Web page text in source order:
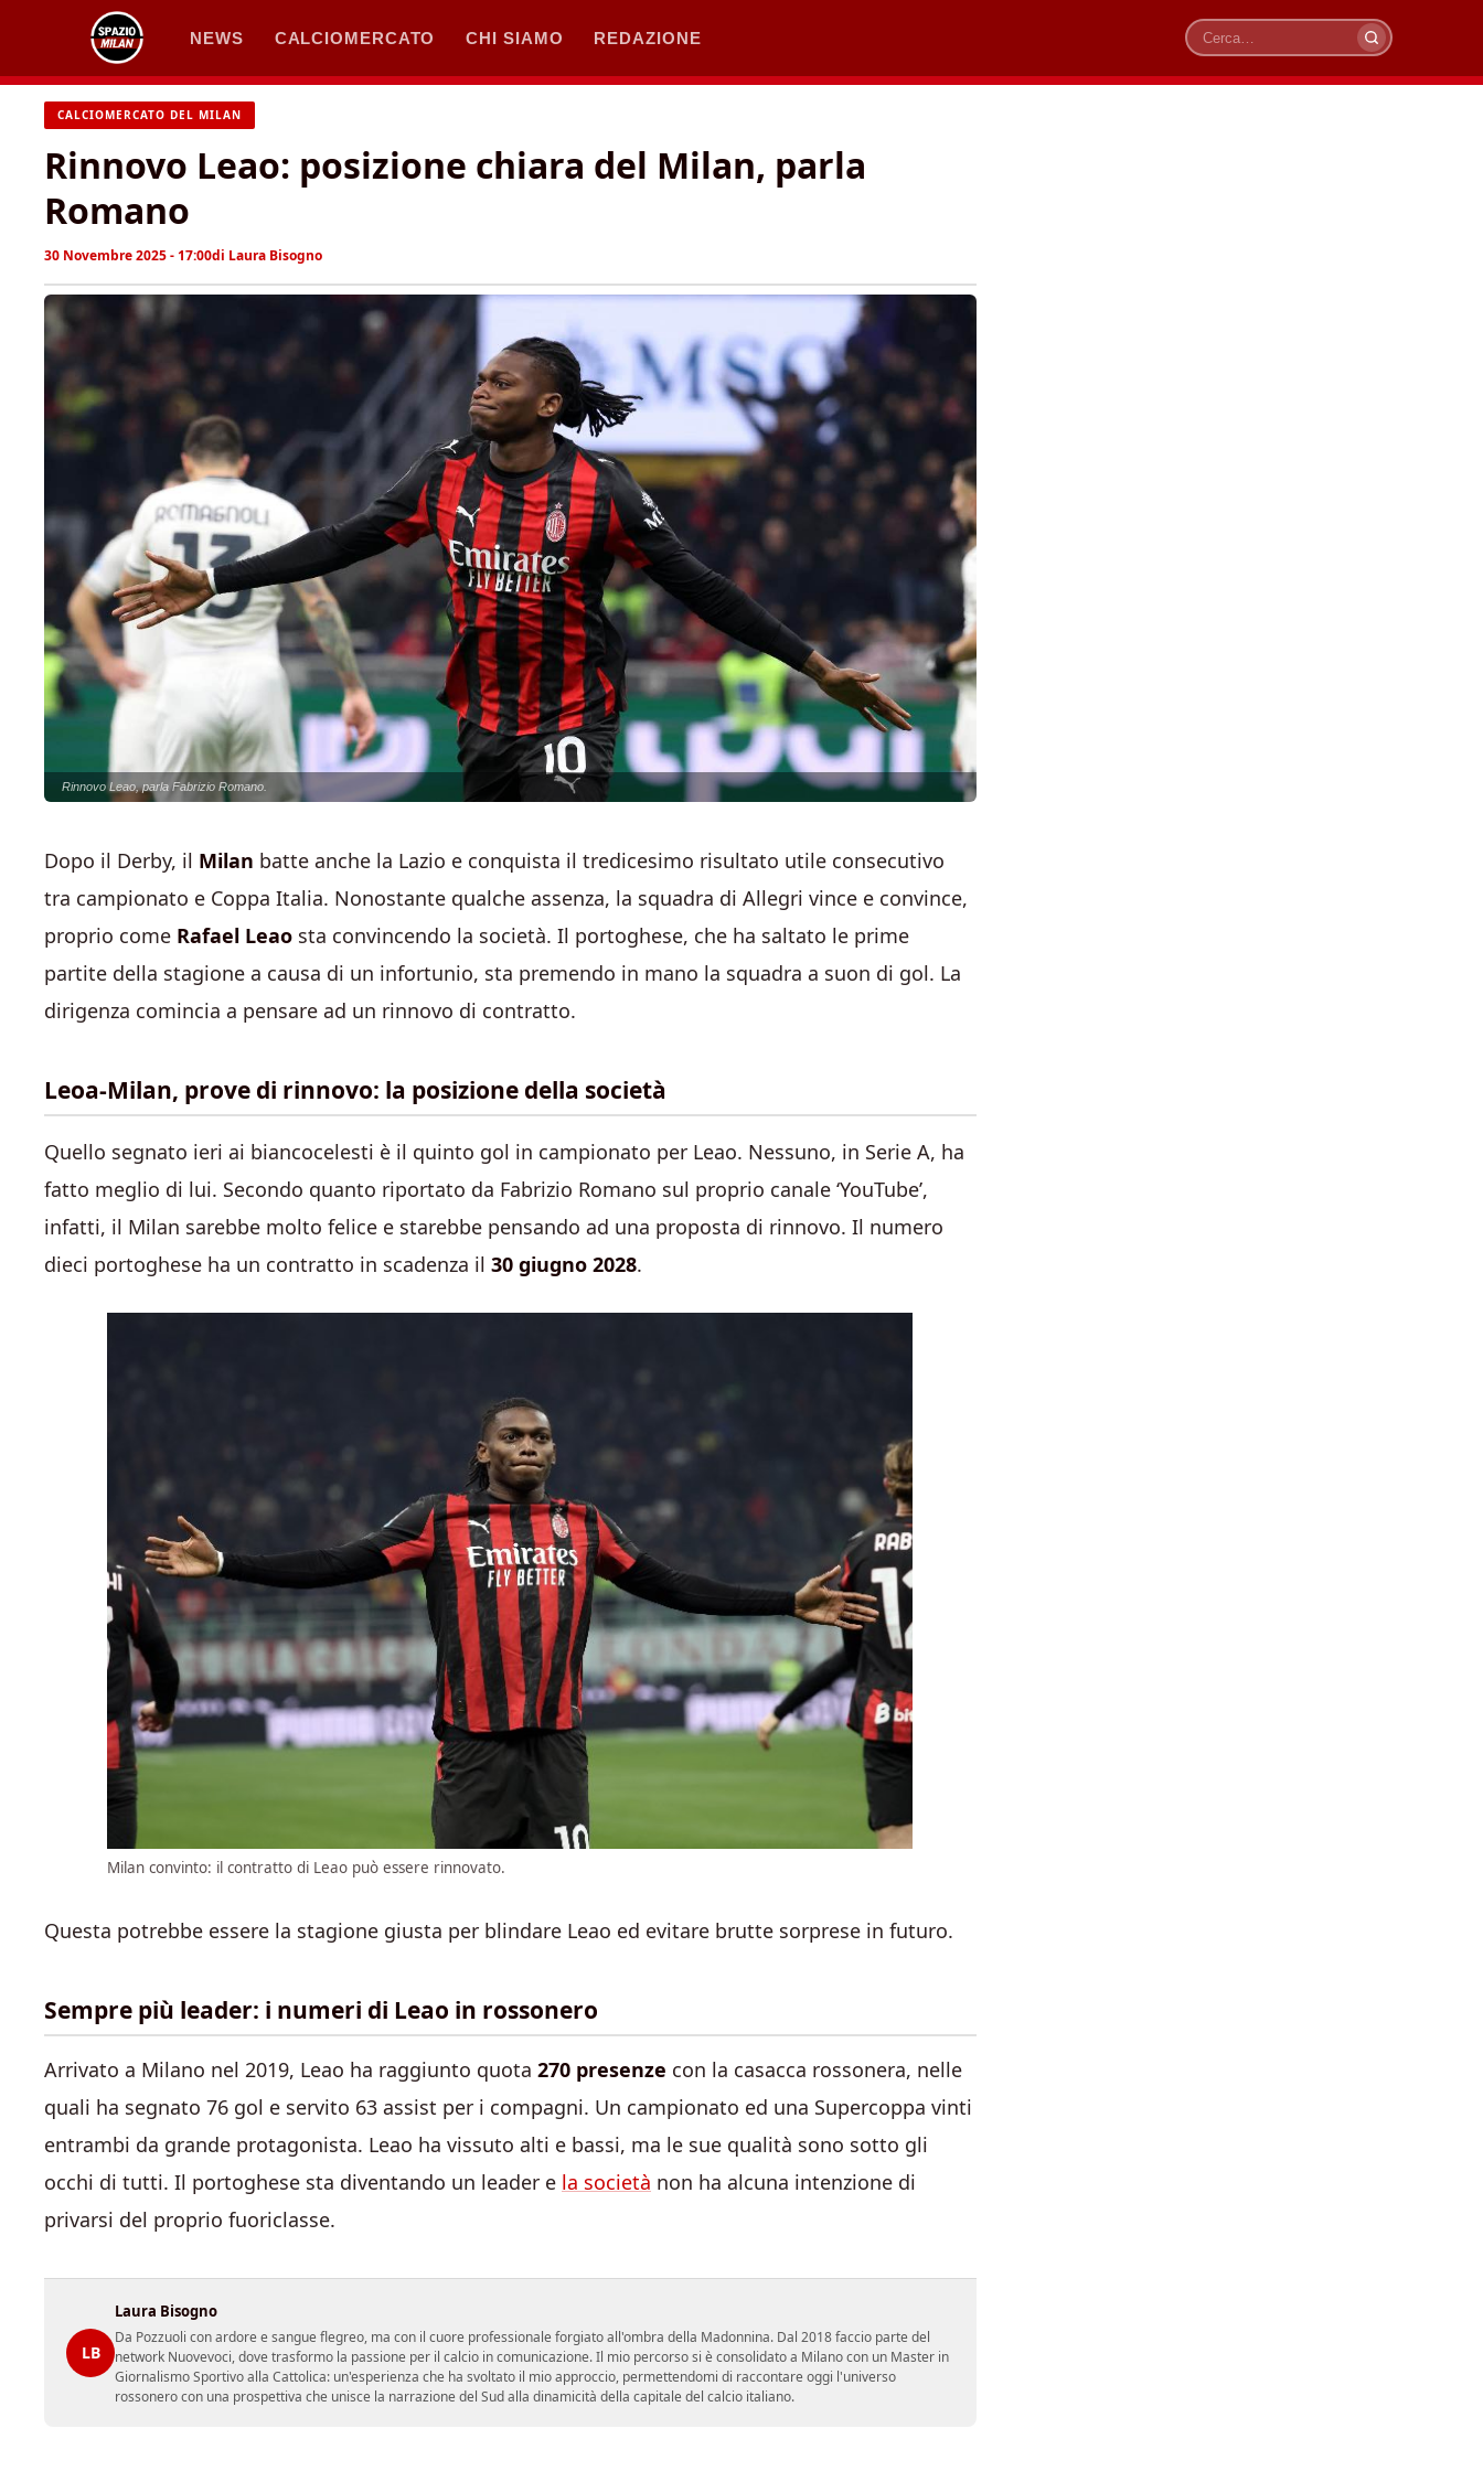
contenuto
NEWS CALCIOMERCATO CHI SIAMO REDAZIONE
Cerca
CALCIOMERCATO DEL MILAN
Rinnovo Leao: posizione chiara del Milan, parla
Romano
30 Novembre 2025 - 17:00di Laura Bisogno
Rinnovo Leao, parla Fabrizio Romano.
Dopo il Derby, il Milan batte anche la Lazio e conquista il tredicesimo risultato utile consecutivo
tra campionato e Coppa Italia. Nonostante qualche assenza, la squadra di Allegri vince e convince,
proprio come Rafael Leao sta convincendo la società. Il portoghese, che ha saltato le prime
partite della stagione a causa di un infortunio, sta premendo in mano la squadra a suon di gol. La
dirigenza comincia a pensare ad un rinnovo di contratto.
Leoa-Milan, prove di rinnovo: la posizione della società
Quello segnato ieri ai biancocelesti è il quinto gol in campionato per Leao. Nessuno, in Serie A, ha
fatto meglio di lui. Secondo quanto riportato da Fabrizio Romano sul proprio canale ‘YouTube’,
infatti, il Milan sarebbe molto felice e starebbe pensando ad una proposta di rinnovo. Il numero
dieci portoghese ha un contratto in scadenza il 30 giugno 2028.
Milan convinto: il contratto di Leao può essere rinnovato.
Questa potrebbe essere la stagione giusta per blindare Leao ed evitare brutte sorprese in futuro.
Sempre più leader: i numeri di Leao in rossonero
Arrivato a Milano nel 2019, Leao ha raggiunto quota 270 presenze con la casacca rossonera, nelle
quali ha segnato 76 gol e servito 63 assist per i compagni. Un campionato ed una Supercoppa vinti
entrambi da grande protagonista. Leao ha vissuto alti e bassi, ma le sue qualità sono sotto gli
occhi di tutti. Il portoghese sta diventando un leader e la società non ha alcuna intenzione di
privarsi del proprio fuoriclasse.
LB
Laura Bisogno
Da Pozzuoli con ardore e sangue flegreo, ma con il cuore professionale forgiato all'ombra della Madonnina. Dal 2018 faccio parte del
network Nuovevoci, dove trasformo la passione per il calcio in comunicazione. Il mio percorso si è consolidato a Milano con un Master in
Giornalismo Sportivo alla Cattolica: un'esperienza che ha svoltato il mio approccio, permettendomi di raccontare oggi l'universo
rossonero con una prospettiva che unisce la narrazione del Sud alla dinamicità della capitale del calcio italiano.